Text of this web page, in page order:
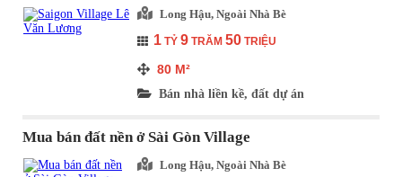
Long Hậu, Ngoài Nhà Bè
1 TỶ9 TRĂM50 TRIỆU
80 M²
Bán nhà liền kề, đất dự án
Mua bán đất nền ở Sài Gòn Village
Long Hậu, Ngoài Nhà Bè